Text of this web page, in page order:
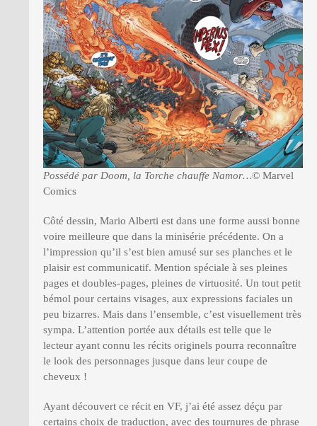
Possédé par Doom, la Torche chauffe Namor…© Marvel
Comics
Côté dessin, Mario Alberti est dans une forme aussi bonne
voire meilleure que dans la minisérie précédente. On a
l’impression qu’il s’est bien amusé sur ses planches et le
plaisir est communicatif. Mention spéciale à ses pleines
pages et doubles-pages, pleines de virtuosité. Un tout petit
bémol pour certains visages, aux expressions faciales un
peu bizarres. Mais dans l’ensemble, c’est visuellement très
sympa. L’attention portée aux détails est telle que le
lecteur ayant connu les récits originels pourra reconnaître
le look des personnages jusque dans leur coupe de
cheveux !
Ayant découvert ce récit en VF, j’ai été assez déçu par
certains choix de traduction, avec des tournures de phrase